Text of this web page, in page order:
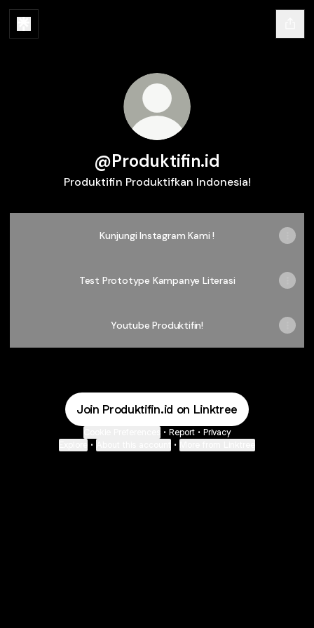
@Produktifin.id
Produktifin Produktifkan Indonesia!
Kunjungi Instagram Kami !
Test Prototype Kampanye Literasi
Youtube Produktifin!
Join Produktifin.id on Linktree
• Report • Privacy
• •